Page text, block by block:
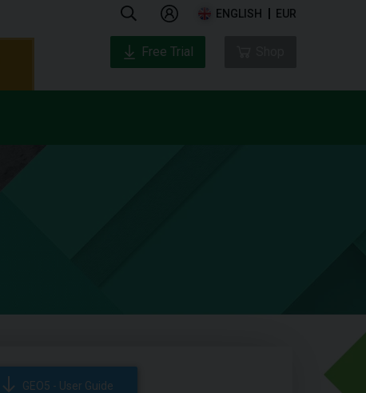
ENGLISH EUR
Free Trial
GEO5 - User Guide